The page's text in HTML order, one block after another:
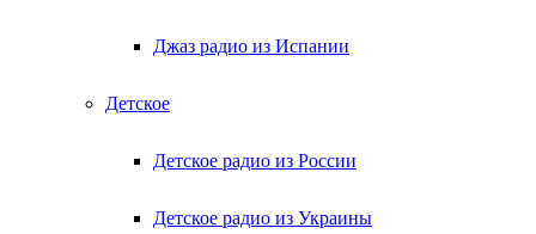
Джаз радио из Испании
Детское
Детское радио из России
Детское радио из Украины